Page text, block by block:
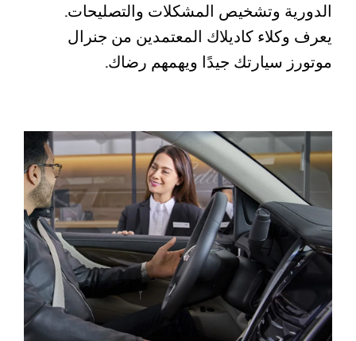
الدورية وتشخيص المشكلات والتصليحات.
يعرف وكلاء كاديلاك المعتمدين من جنرال
موتورز سيارتك جيدًا ويهمهم رضاك.